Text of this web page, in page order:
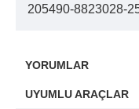
205490-8823028-
YORUMLAR
UYUMLU ARAÇLAR